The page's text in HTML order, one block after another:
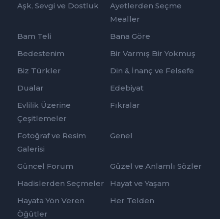
Aşk, Sevgi ve Dostluk
Ayetlerden Seçme
Mealler
Bam Teli
Bana Göre
Bedestenim
Bir Varmış Bir Yokmuş
Biz Türkler
Din & İnanç ve Felsefe
Dualar
Edebiyat
Evlilik Üzerine
Çeşitlemeler
Fıkralar
Fotoğraf ve Resim
Galerisi
Genel
Güncel Forum
Güzel ve Anlamlı Sözler
Hadislerden Seçmeler
Hayat ve Yaşam
Hayata Yön Veren
Öğütler
Her Telden